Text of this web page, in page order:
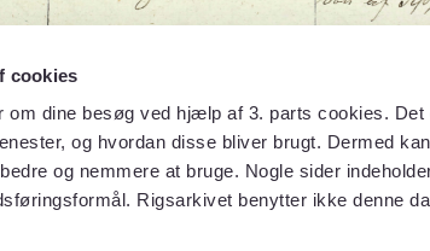
cookies
om dine besøg ved hjælp af 3. parts cookies.
og hvordan disse bliver brugt. Dermed
og nemmere at bruge. Nogle sider
Rigsarkivet benytter ikke denne